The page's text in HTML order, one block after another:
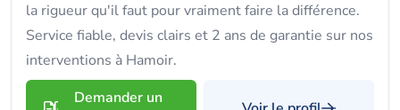
la rigueur qu'il faut pour vraiment faire la différence.
Service fiable, devis clairs et 2 ans de garantie sur nos
interventions à Hamoir.
Demander un